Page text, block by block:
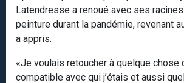
Latendresse a renoué avec ses
peinture durant la pandémie, revenant
a appris.
«Je voulais retoucher à quelque chose
compatible avec qui j’étais et aussi